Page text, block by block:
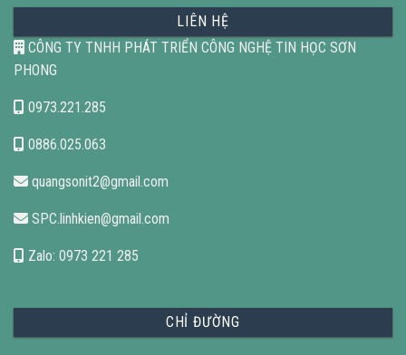
LIÊN HỆ
CÔNG TY TNHH PHÁT TRIỂN CÔNG NGHỆ TIN HỌC SƠN
PHONG
0973.221.285
0886.025.063
quangsonit2@gmail.com
SPC.linhkien@gmail.com
Zalo: 0973 221 285
CHỈ ĐƯỜNG